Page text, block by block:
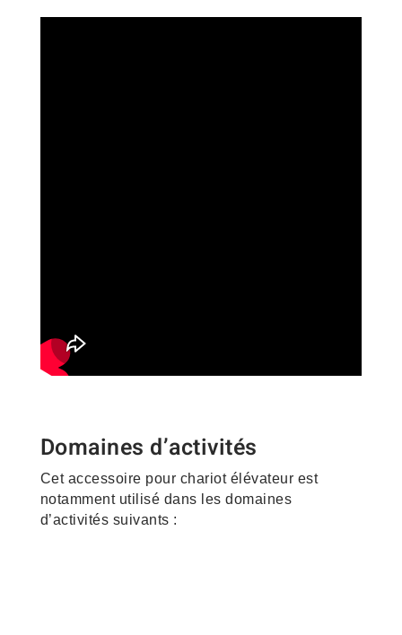
Domaines d’activités
Cet accessoire pour chariot élévateur est
notamment utilisé dans les domaines
d’activités suivants :